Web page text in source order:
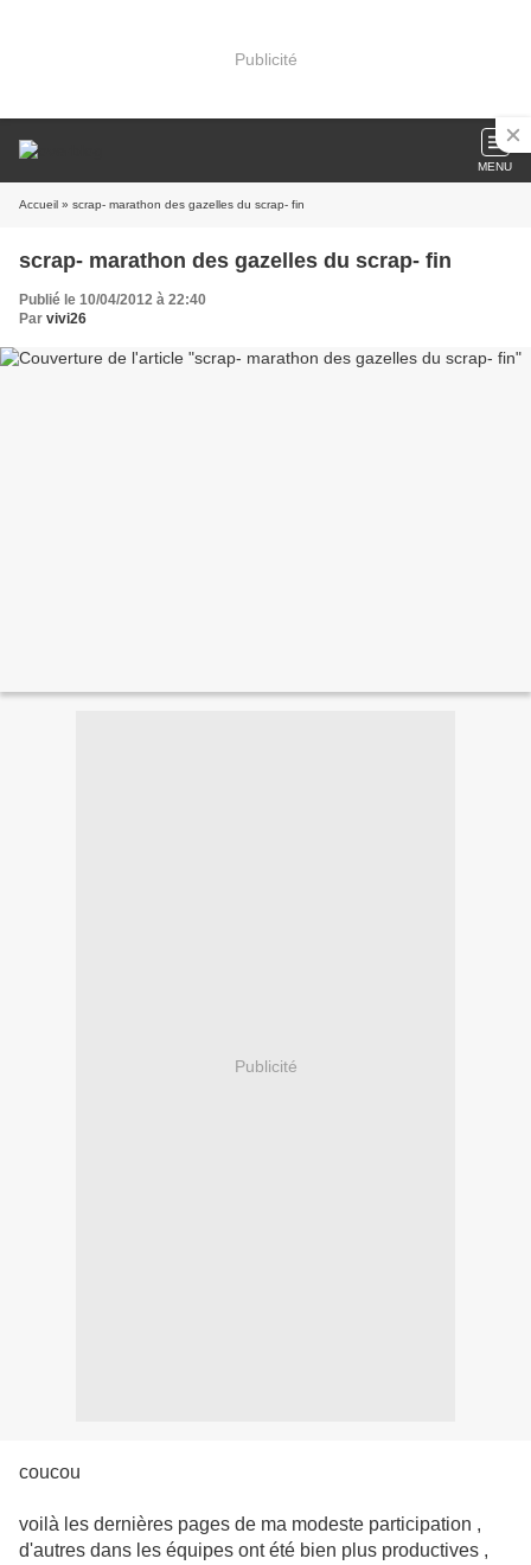
Publicité
MENU
Accueil » scrap- marathon des gazelles du scrap- fin
scrap- marathon des gazelles du scrap- fin
Publié le 10/04/2012 à 22:40
Par vivi26
Publicité
coucou
voilà les dernières pages de ma modeste participation ,
d'autres dans les équipes ont été bien plus productives ,